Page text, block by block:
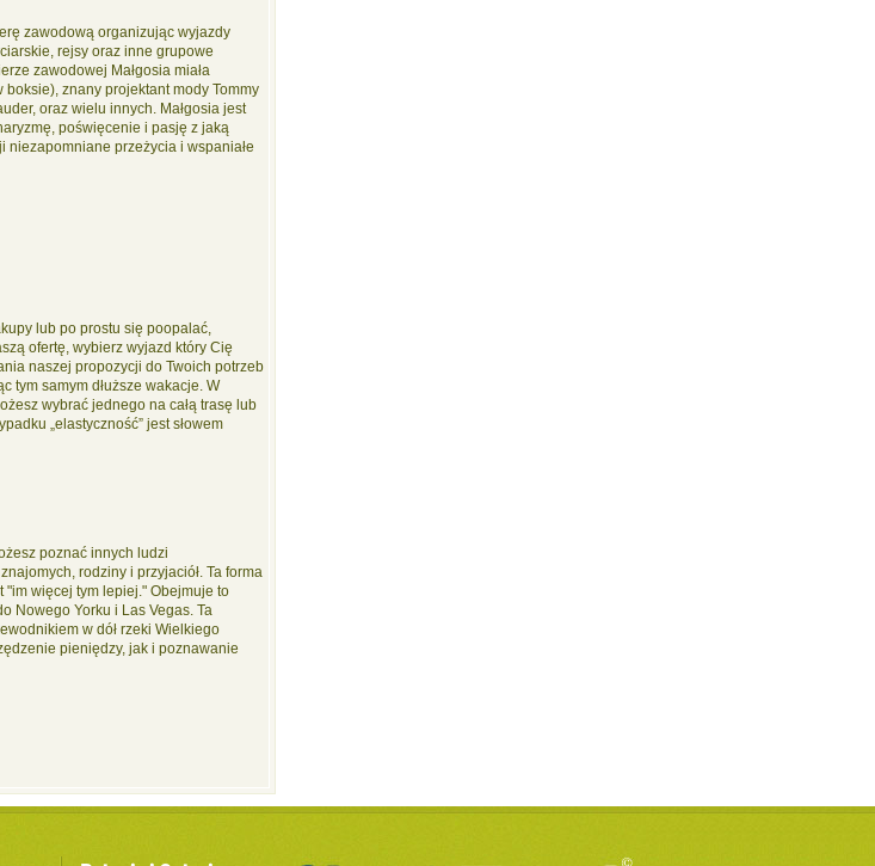
zawodową organizując wyjazdy
rejsy oraz inne grupowe
zawodowej Małgosia miała
znany projektant mody Tommy
oraz wielu innych. Małgosia jest
poświęcenie i pasję z jaką
niezapomniane przeżycia i wspaniałe
lub po prostu się poopalać,
ofertę, wybierz wyjazd który Cię
naszej propozycji do Twoich potrzeb
tym samym dłuższe wakacje. W
wybrać jednego na całą trasę lub
„elastyczność” jest słowem
poznać innych ludzi
rodziny i przyjaciół. Ta forma
więcej tym lepiej." Obejmuje to
Nowego Yorku i Las Vegas. Ta
w dół rzeki Wielkiego
pieniędzy, jak i poznawanie